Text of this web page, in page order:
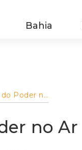
Bahia
do Poder no
no Ar